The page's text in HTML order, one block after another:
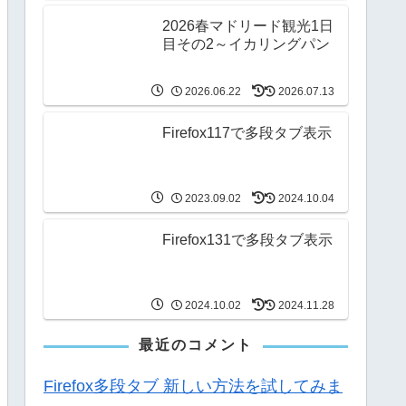
2026春マドリード観光1日
目その2～イカリングパン
2026.06.22 2026.07.13
Firefox117で多段タブ表示
2023.09.02 2024.10.04
Firefox131で多段タブ表示
2024.10.02 2024.11.28
最近のコメント
Firefox多段タブ 新しい方法を試してみま